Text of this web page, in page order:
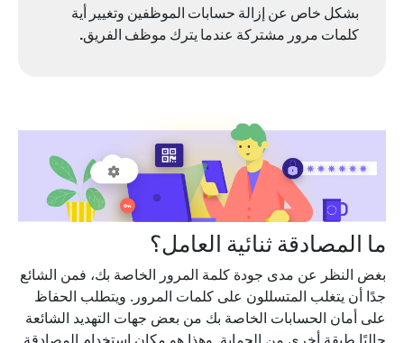
بشكل خاص عن إزالة حسابات الموظفين وتغيير أية
كلمات مرور مشتركة عندما يترك موظف الفريق.
ما المصادقة ثنائية العامل؟
بغض النظر عن مدى جودة كلمة المرور الخاصة بك، فمن الشائع
جدًا أن يتغلب المتسللون على كلمات المرور. ويتطلب الحفاظ
على أمان الحسابات الخاصة بك من بعض جهات التهديد الشائعة
حاليًا طبقة أخرى من الحماية. وهذا هو مكان استخدام المصادقة